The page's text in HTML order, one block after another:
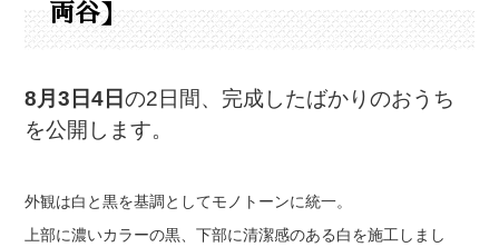
両谷】
8月3日4日の2日間、完成したばかりのおうち
を公開します。
外観は白と黒を基調としてモノトーンに統一。
上部に濃いカラーの黒、下部に清潔感のある白を施工しまし